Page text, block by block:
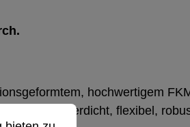
hochwertigem
wasserdicht, flexibel,
zu können.Mehr